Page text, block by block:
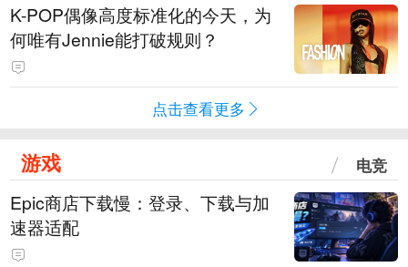
K-POP偶像高度标准化的今天，为
何唯有Jennie能打破规则？
点击查看更多
游戏 电竞
Epic商店下载慢：登录、下载与加
速器适配